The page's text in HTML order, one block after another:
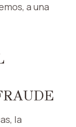
a una
la